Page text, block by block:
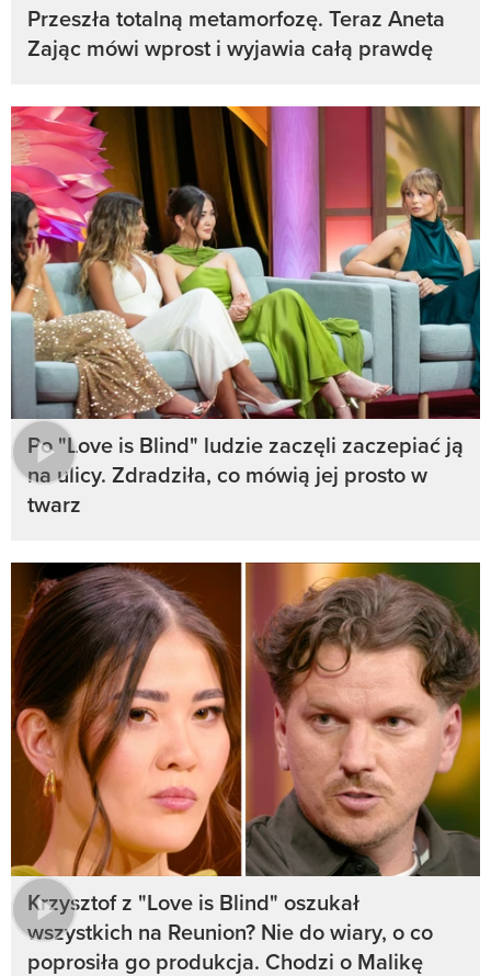
Przeszła totalną metamorfozę. Teraz Aneta
Zając mówi wprost i wyjawia całą prawdę
Po "Love is Blind" ludzie zaczęli zaczepiać ją
na ulicy. Zdradziła, co mówią jej prosto w
twarz
Krzysztof z "Love is Blind" oszukał
wszystkich na Reunion? Nie do wiary, o co
poprosiła go produkcja. Chodzi o Malikę